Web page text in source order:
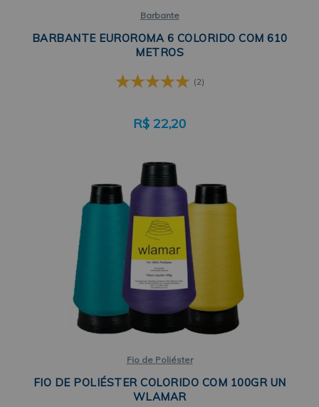
Barbante
BARBANTE EUROROMA 6 COLORIDO COM 610
METROS
(2)
R$ 22,20
Fio de Poliéster
FIO DE POLIÉSTER COLORIDO COM 100GR UN
WLAMAR